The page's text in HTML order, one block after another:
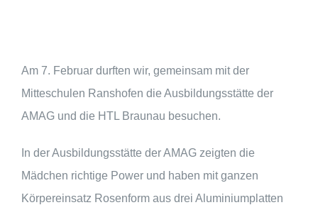
Am 7. Februar durften wir, gemeinsam mit der
Mitteschulen Ranshofen die Ausbildungsstätte der
AMAG und die HTL Braunau besuchen.
In der Ausbildungsstätte der AMAG zeigten die
Mädchen richtige Power und haben mit ganzen
Körpereinsatz Rosenform aus drei Aluminiumplatten